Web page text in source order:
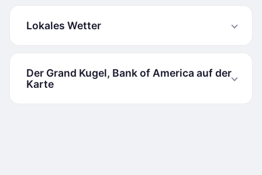
Lokales Wetter
Der Grand Kugel, Bank of America auf der
Karte